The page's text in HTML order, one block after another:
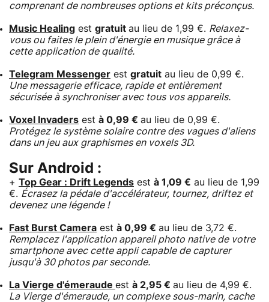
comprenant de nombreuses options et kits préconçus.
Music Healing est gratuit au lieu de 1,99 €. Relaxez-
vous ou faites le plein d'énergie en musique grâce à
cette application de qualité.
Telegram Messenger est gratuit au lieu de 0,99 €.
Une messagerie efficace, rapide et entièrement
sécurisée à synchroniser avec tous vos appareils.
Voxel Invaders est à 0,99 € au lieu de 0,99 €.
Protégez le système solaire contre des vagues d'aliens
dans un jeu aux graphismes en voxels 3D.
Sur Android :
+ Top Gear : Drift Legends est à 1,09 € au lieu de 1,99
€. Écrasez la pédale d'accélérateur, tournez, driftez et
devenez une légende !
Fast Burst Camera est à 0,99 € au lieu de 3,72 €.
Remplacez l'application appareil photo native de votre
smartphone avec cette appli capable de capturer
jusqu'à 30 photos par seconde.
La Vierge d'émeraude est à 2,95 € au lieu de 4,99 €.
La Vierge d'émeraude, un complexe sous-marin, cache